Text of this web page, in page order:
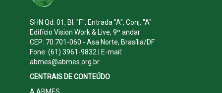
SHN Qd. 01, Bl. "F", Entrada "A", Conj. "A"
Edifício Vision Work & Live, 9º andar
CEP: 70.701-060 - Asa Norte, Brasília/DF
Fone: (61) 3961-9832 | E-mail:
abmes@abmes.org.br
CENTRAIS DE CONTEÚDO